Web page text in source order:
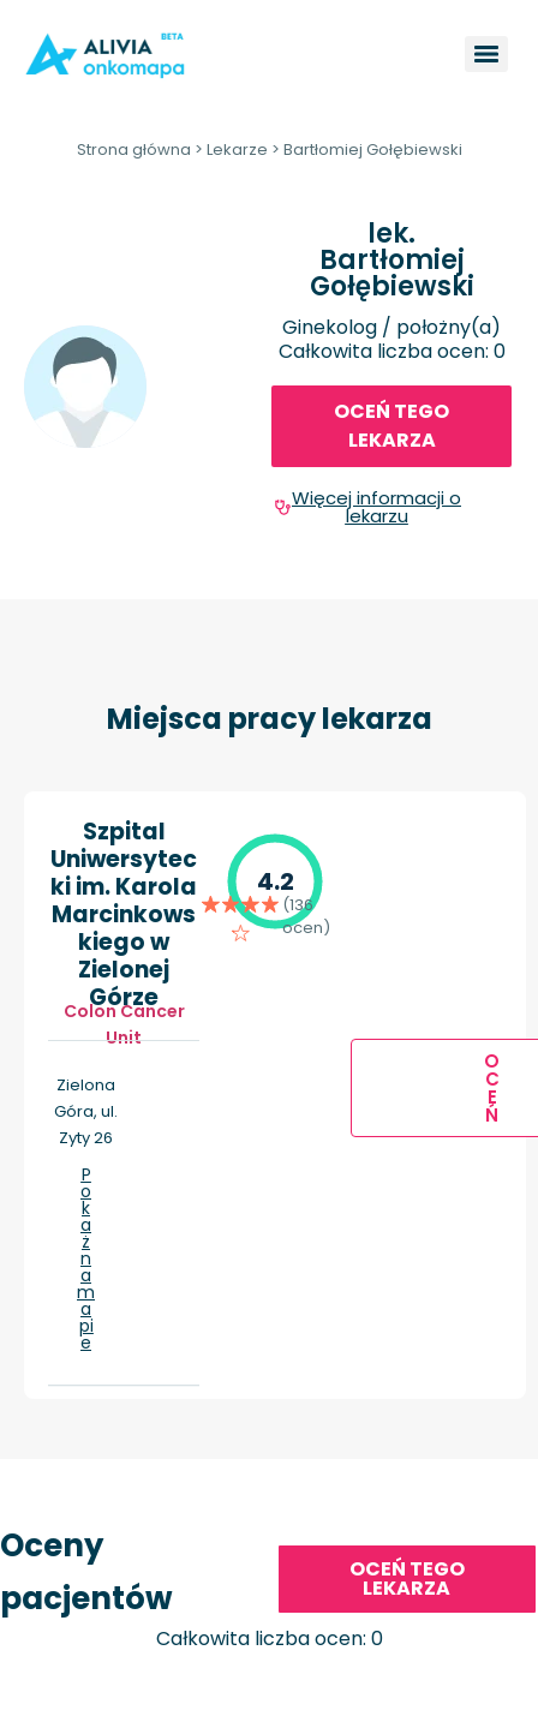
Strona główna > Lekarze > Bartłomiej Gołębiewski
lek.
Bartłomiej
Gołębiewski
Ginekolog / położny(a)
Całkowita liczba ocen: 0
OCEŃ TEGO
LEKARZA
Więcej informacji o
lekarzu
Miejsca pracy lekarza
Szpital
Uniwersytec
ki im. Karola
Marcinkows
kiego w
Zielonej
Górze
Colon Cancer
Unit
Zielona
Góra, ul.
Zyty 26
P
o
k
a
ż
n
a
m
a
pi
e
4.2
(136
ocen)
O
C
E
Ń
Oceny
pacjentów
OCEŃ TEGO
LEKARZA
Całkowita liczba ocen: 0